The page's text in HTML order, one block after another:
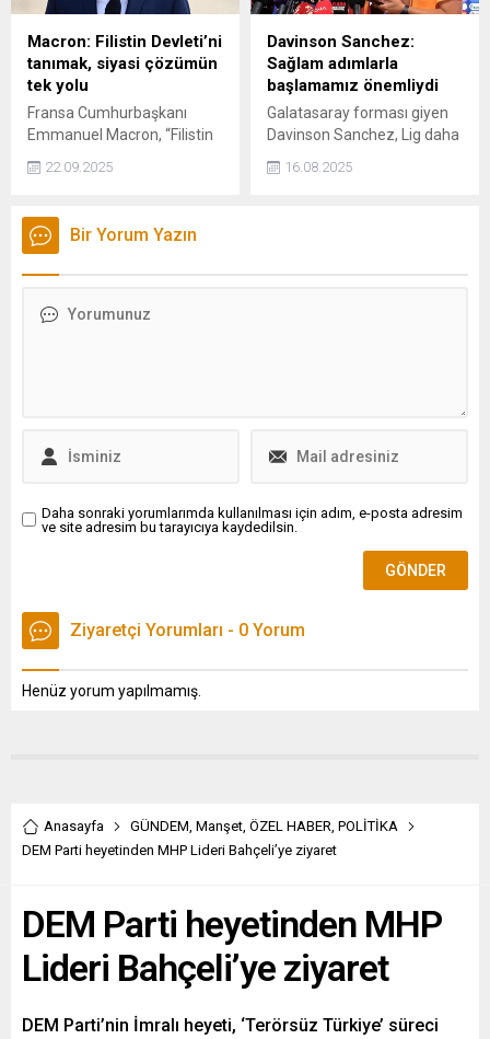
olmadığı parasal haklardan
habersiz. Belli bir süre
içerisinde sahipleri
tarafından talep edilmezse,
yasal olarak devlete
aktarılabiliyor.
Macron: Filistin Devleti’ni
tanımak, siyasi çözümün
tek yolu
Fransa Cumhurbaşkanı
Emmanuel Macron, “Filistin
durdurulması gereken bir
getirmek için tek yoldur”
dedi.
22.09.2025
Davinson Sanchez:
Sağlam adımlarla
başlamamız önemliydi
Galatasaray forması giyen
Davinson Sanchez, Lig daha
adımlarla başlamamız
16.08.2025
Bir Yorum Yazın
Daha sonraki yorumlarımda kullanılması için adım, e-posta adresim
ve site adresim bu tarayıcıya kaydedilsin.
Ziyaretçi Yorumları - 0 Yorum
Henüz yorum yapılmamış.
Anasayfa GÜNDEM Manşet ÖZEL HABER POLİTİKA
DEM Parti heyetinden MHP Lideri Bahçeli’ye ziyaret
DEM Parti heyetinden MHP
Lideri Bahçeli’ye ziyaret
DEM Parti’nin İmralı heyeti, ‘Terörsüz Türkiye’ süreci